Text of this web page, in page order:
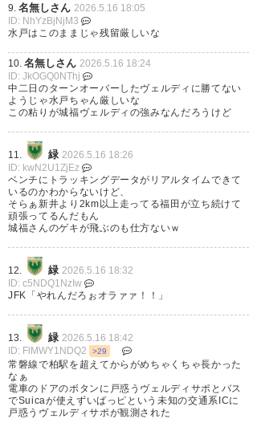
味スタより近いのが好きでし
た。さらば、ケーズデンキスタ
ジアム水戸。
#東京ヴェルディ
#verdy
— 決闘王Ｆ.Ｋ (duelkingfk)
2026, 5月 16
9. 名無しさん 2026.5.16 18:05
ID: NhYzBjNjM3
水戸はこのままじゃ残留厳しいな
10. 名無しさん 2026.5.16 18:24
ID: JkOGQ0NThj
中二日のターンオーバーしたヴェルディに勝てない
ようじゃ水戸ちゃん厳しいな
この粘りが城福ヴェルディの強みなんだろうけど
11. 緑 2026.5.16 18:26
ID: kwN2U1ZjEz
ベンチにトラッキングデータがリアルタイムできて
いるのかわからないけど、
そらぁ新井より2km以上走ってる福田が立ち続けて
頑張ってるんだもん
城福さんのゲキが飛ぶのも仕方ないｗ
12. 緑 2026.5.16 18:32
ID: c5NDQ1NzIw
JFK「やれんだろぉオラァァ！！」
13. 緑 2026.5.16 18:42
ID: FlMWY1NDQ2
>29
常磐線で柏駅を超えてからがめちゃくちゃ長かった
なぁ
電車のドアのボタンに戸惑うヴェルディサポとバス
でSuicaが使えずいばっピという未知の交通系ICに
戸惑うヴェルディサポが観測された